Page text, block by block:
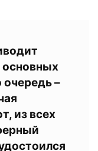
основных
очередь –
из всех